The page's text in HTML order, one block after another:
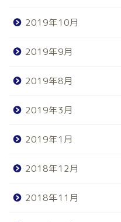
2019年10月
2019年9月
2019年8月
2019年3月
2019年1月
2018年12月
2018年11月